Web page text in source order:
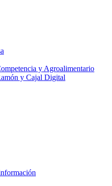
y Agroalimentario
y Cajal Digital